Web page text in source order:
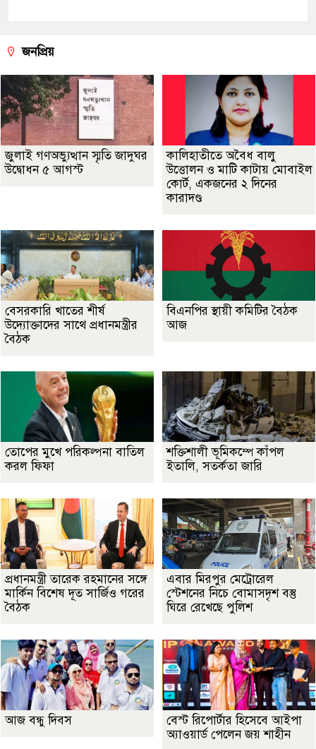
জনপ্রিয়
জুলাই গণঅভ্যুত্থান স্মৃতি জাদুঘর
উদ্বোধন ৫ আগস্ট
কালিহাতীতে অবৈধ বালু
উত্তোলন ও মাটি কাটায় মোবাইল
কোর্ট, একজনের ২ দিনের
কারাদণ্ড
বেসরকারি খাতের শীর্ষ
উদ্যোক্তাদের সাথে প্রধানমন্ত্রীর
বৈঠক
বিএনপির স্থায়ী কমিটির বৈঠক
আজ
তোপের মুখে পরিকল্পনা বাতিল
করল ফিফা
শক্তিশালী ভূমিকম্পে কাঁপল
ইতালি, সতর্কতা জারি
প্রধানমন্ত্রী তারেক রহমানের সঙ্গে
মার্কিন বিশেষ দূত সার্জিও গরের
বৈঠক
এবার মিরপুর মেট্রোরেল
স্টেশনের নিচে বোমাসদৃশ বস্তু
ঘিরে রেখেছে পুলিশ
আজ বন্ধু দিবস
বেস্ট রিপোর্টার হিসেবে আইপা
অ্যাওয়ার্ড পেলেন জয় শাহীন